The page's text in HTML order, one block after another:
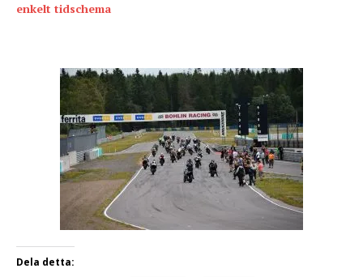
enkelt tidschema
Dela detta: